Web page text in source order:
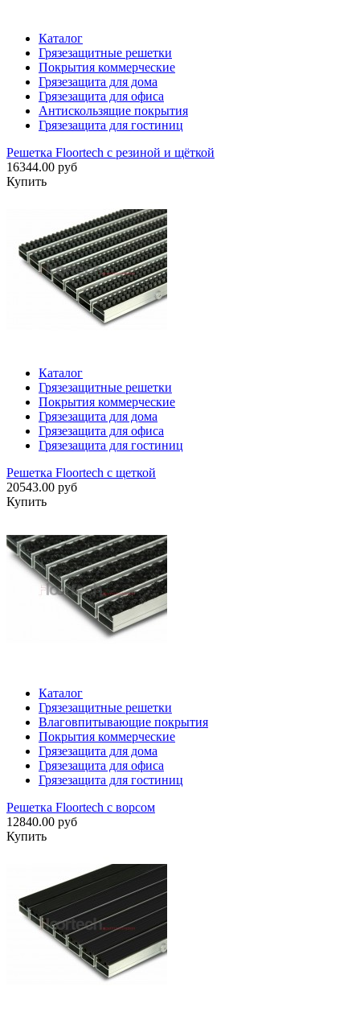
Каталог
Грязезащитные решетки
Покрытия коммерческие
Грязезащита для дома
Грязезащита для офиса
Антискользящие покрытия
Грязезащита для гостиниц
Решетка Floortech с резиной и щёткой
16344.00 руб
Купить
Каталог
Грязезащитные решетки
Покрытия коммерческие
Грязезащита для дома
Грязезащита для офиса
Грязезащита для гостиниц
Решетка Floortech с щеткой
20543.00 руб
Купить
Каталог
Грязезащитные решетки
Влаговпитывающие покрытия
Покрытия коммерческие
Грязезащита для дома
Грязезащита для офиса
Грязезащита для гостиниц
Решетка Floortech с ворсом
12840.00 руб
Купить